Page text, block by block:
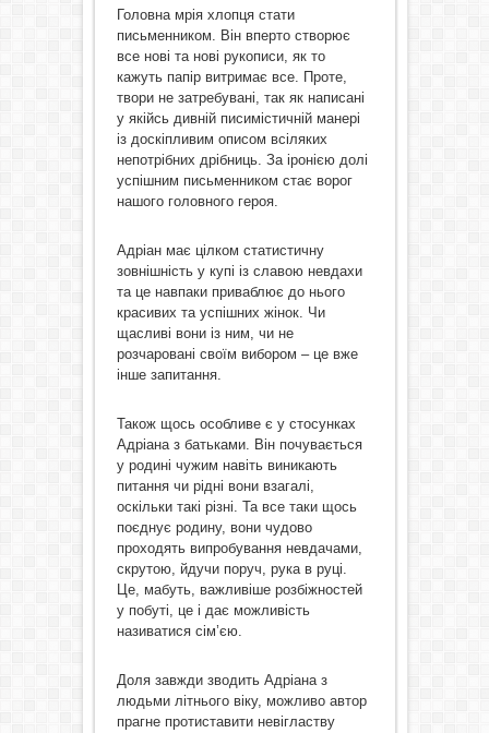
Головна мрія хлопця стати
письменником. Він вперто створює
все нові та нові рукописи, як то
кажуть папір витримає все. Проте,
твори не затребувані, так як написані
у якійсь дивній писимістичній манері
із доскіпливим описом всіляких
непотрібних дрібниць. За іронією долі
успішним письменником стає ворог
нашого головного героя.
Адріан має цілком статистичну
зовнішність у купі із славою невдахи
та це навпаки приваблює до нього
красивих та успішних жінок. Чи
щасливі вони із ним, чи не
розчаровані своїм вибором – це вже
інше запитання.
Також щось особливе є у стосунках
Адріана з батьками. Він почувається
у родині чужим навіть виникають
питання чи рідні вони взагалі,
оскільки такі різні. Та все таки щось
поєднує родину, вони чудово
проходять випробування невдачами,
скрутою, йдучи поруч, рука в руці.
Це, мабуть, важливіше розбіжностей
у побуті, це і дає можливість
називатися сім’єю.
Доля завжди зводить Адріана з
людьми літнього віку, можливо автор
прагне протиставити невігластву